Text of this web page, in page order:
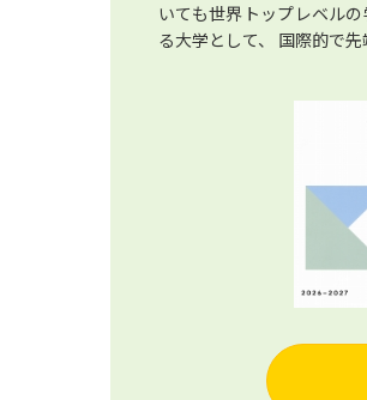
いても世界トップレベル
る大学として、 国際的で